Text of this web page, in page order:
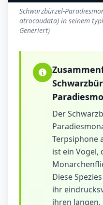
Schwarzbürzel-
atrocaudata) in seinem
Generiert)
Der
Terpsiphone
ist ein Vogel,
Diese
ihr
ihren